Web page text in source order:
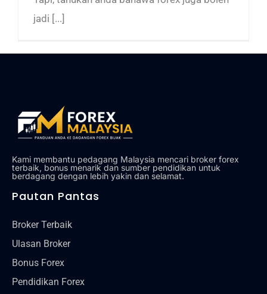
jadi [...]
Kami membantu pedagang Malaysia mencari broker forex
terbaik, bonus menarik dan sumber pendidikan untuk
berdagang dengan lebih yakin dan selamat.
Pautan Pantas
Broker Terbaik
Ulasan Broker
Bonus Forex
Pendidikan Forex